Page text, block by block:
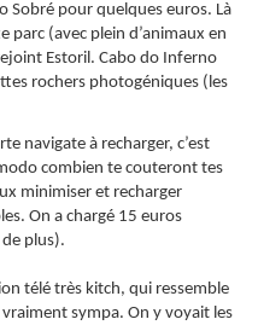
Sobré pour quelques euros. Là
parc (avec plein d’animaux en
Estoril. Cabo do Inferno
rochers photogéniques (les
navigate à recharger, c’est
combien te couteront tes
minimiser et recharger
On a chargé 15 euros
plus).
télé très kitch, qui ressemble
sympa. On y voyait les